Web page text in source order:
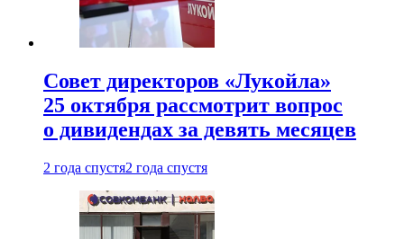
Совет директоров «Лукойла»
25 октября рассмотрит вопрос
о дивидендах за девять месяцев
2 года спустя2 года спустя